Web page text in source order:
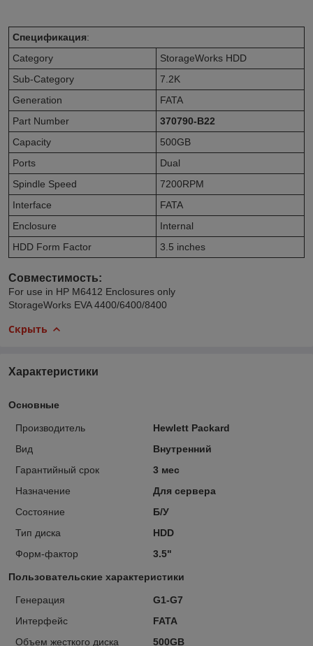
Спецификация:
Category
StorageWorks HDD
Sub-Category
7.2K
Generation
FATA
Part Number
370790-B22
Capacity
500GB
Ports
Dual
Spindle Speed
7200RPM
Interface
FATA
Enclosure
Internal
HDD Form Factor
3.5 inches
Совместимость:
For use in HP M6412 Enclosures only
StorageWorks EVA 4400/6400/8400
Скрыть
Характеристики
Основные
Производитель
Hewlett Packard
Вид
Внутренний
Гарантийный срок
3 мес
Назначение
Для сервера
Состояние
Б/У
Тип диска
HDD
Форм-фактор
3.5"
Пользовательские характеристики
Генерация
G1-G7
Интерфейс
FATA
Объем жесткого диска
500GB